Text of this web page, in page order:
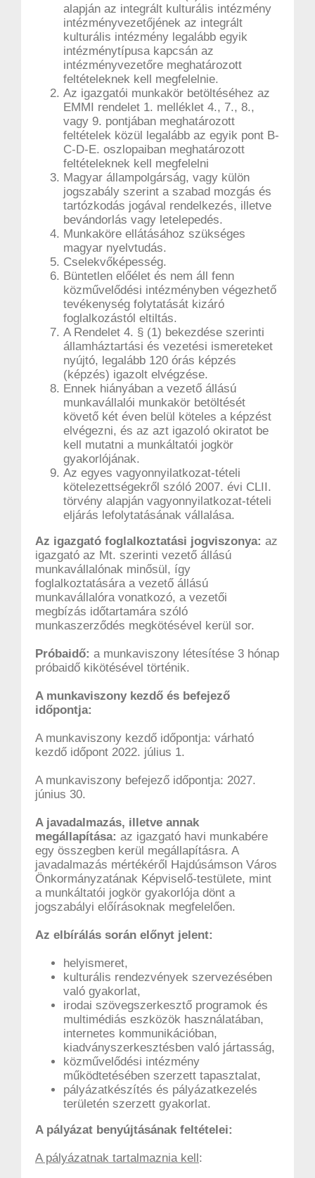
alapján az integrált kulturális intézmény
intézményvezetőjének az integrált
kulturális intézmény legalább egyik
intézménytípusa kapcsán az
intézményvezetőre meghatározott
feltételeknek kell megfelelnie.
Az igazgatói munkakör betöltéséhez az
EMMI rendelet 1. melléklet 4., 7., 8.,
vagy 9. pontjában meghatározott
feltételek közül legalább az egyik pont B-
C-D-E. oszlopaiban meghatározott
feltételeknek kell megfelelni
Magyar állampolgárság, vagy külön
jogszabály szerint a szabad mozgás és
tartózkodás jogával rendelkezés, illetve
bevándorlás vagy letelepedés.
Munkaköre ellátásához szükséges
magyar nyelvtudás.
Cselekvőképesség.
Büntetlen előélet és nem áll fenn
közművelődési intézményben végezhető
tevékenység folytatását kizáró
foglalkozástól eltiltás.
A Rendelet 4. § (1) bekezdése szerinti
államháztartási és vezetési ismereteket
nyújtó, legalább 120 órás képzés
(képzés) igazolt elvégzése.
Ennek hiányában a vezető állású
munkavállalói munkakör betöltését
követő két éven belül köteles a képzést
elvégezni, és az azt igazoló okiratot be
kell mutatni a munkáltatói jogkör
gyakorlójának.
Az egyes vagyonnyilatkozat-tételi
kötelezettségekről szóló 2007. évi CLII.
törvény alapján vagyonnyilatkozat-tételi
eljárás lefolytatásának vállalása.
Az igazgató foglalkoztatási jogviszonya: az
igazgató az Mt. szerinti vezető állású
munkavállalónak minősül, így
foglalkoztatására a vezető állású
munkavállalóra vonatkozó, a vezetői
megbízás időtartamára szóló
munkaszerződés megkötésével kerül sor.
Próbaidő: a munkaviszony létesítése 3 hónap
próbaidő kikötésével történik.
A munkaviszony kezdő és befejező
időpontja:
A munkaviszony kezdő időpontja: várható
kezdő időpont 2022. július 1.
A munkaviszony befejező időpontja: 2027.
június 30.
A javadalmazás, illetve annak
megállapítása: az igazgató havi munkabére
egy összegben kerül megállapításra. A
javadalmazás mértékéről Hajdúsámson Város
Önkormányzatának Képviselő-testülete, mint
a munkáltatói jogkör gyakorlója dönt a
jogszabályi előírásoknak megfelelően.
Az elbírálás során előnyt jelent:
helyismeret,
kulturális rendezvények szervezésében
való gyakorlat,
irodai szövegszerkesztő programok és
multimédiás eszközök használatában,
internetes kommunikációban,
kiadványszerkesztésben való jártasság,
közművelődési intézmény
működtetésében szerzett tapasztalat,
pályázatkészítés és pályázatkezelés
területén szerzett gyakorlat.
A pályázat benyújtásának feltételei:
A pályázatnak tartalmaznia kell: